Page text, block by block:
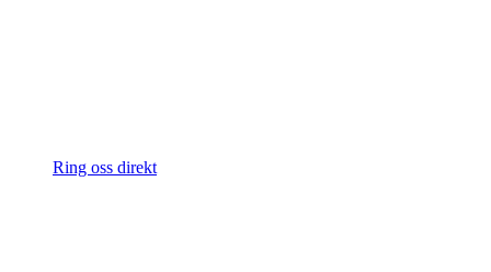
Ring oss direkt